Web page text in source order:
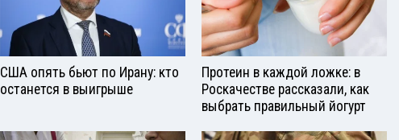
США опять бьют по Ирану: кто
останется в выигрыше
Протеин в каждой ложке: в
Роскачестве рассказали, как
выбрать правильный йогурт